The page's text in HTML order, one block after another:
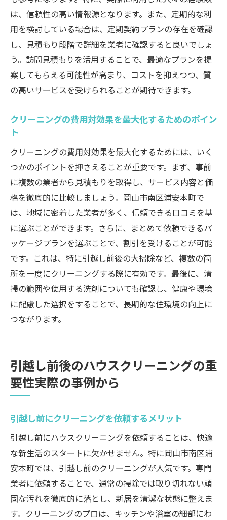
は、信頼性の高い情報源となります。また、定期的な利
用を検討している場合は、定期契約プランの存在を確認
し、見積もり段階で詳細を業者に確認すると良いでしょ
う。訪問見積もりを活用することで、最適なプランを提
案してもらえる可能性が高まり、コストを抑えつつ、質
の高いサービスを受けられることが期待できます。
クリーニングの費用対効果を最大化するためのポイン
ト
クリーニングの費用対効果を最大化するためには、いく
つかのポイントを押さえることが重要です。まず、事前
に複数の業者から見積もりを取得し、サービス内容と価
格を徹底的に比較しましょう。岡山市南区浦安本町で
は、地域に密着した業者が多く、信頼できる口コミを基
に選ぶことができます。さらに、まとめて依頼できるパ
ッケージプランを選ぶことで、割引を受けることが可能
です。これは、特に引越し前後の大掃除など、複数の箇
所を一度にクリーニングする際に有効です。最後に、清
掃の範囲や使用する洗剤についても確認し、健康や環境
に配慮した選択をすることで、長期的な住環境の向上に
つながります。
引越し前後のハウスクリーニングの重
要性実際の事例から
引越し前にクリーニングを依頼するメリット
引越し前にハウスクリーニングを依頼することは、快適
な新生活のスタートに欠かせません。特に岡山市南区浦
安本町では、引越し前のクリーニングが人気です。専門
業者に依頼することで、通常の掃除では取り切れない頑
固な汚れを徹底的に落とし、新居を清潔な状態に整えま
す。クリーニングのプロは、キッチンや浴室の細部にわ